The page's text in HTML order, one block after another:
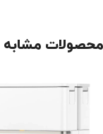
محصولات مشابه